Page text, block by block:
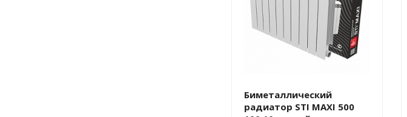
Биметаллический
радиатор STI MAXI 500